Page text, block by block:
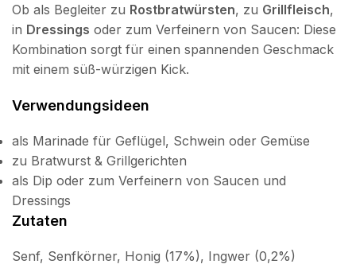
Ob als Begleiter zu Rostbratwürsten, zu Grillfleisch,
in Dressings oder zum Verfeinern von Saucen: Diese
Kombination sorgt für einen spannenden Geschmack
mit einem süß-würzigen Kick.
Verwendungsideen
als Marinade für Geflügel, Schwein oder Gemüse
zu Bratwurst & Grillgerichten
als Dip oder zum Verfeinern von Saucen und
Dressings
Zutaten
Senf, Senfkörner, Honig (17%), Ingwer (0,2%)